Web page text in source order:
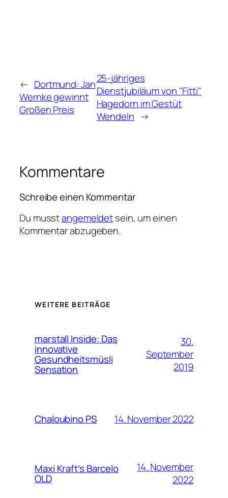
← Dortmund: Jan
Wernke gewinnt
Großen Preis
25-jähriges
Dienstjubiläum von "Fitti"
Hagedorn im Gestüt
Wendeln →
Kommentare
Schreibe einen Kommentar
Du musstangemeldetsein, um einen
Kommentar abzugeben.
WEITERE BEITRÄGE
marstall Inside: Das
innovative
Gesundheitsmüsli
Sensation
30.
September
2019
Chaloubino PS 14. November 2022
Maxi Kraft’s Barcelo
OLD
14. November
2022